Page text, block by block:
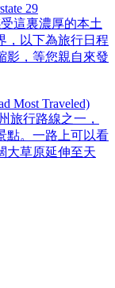
29
這裏濃厚的本土
，以下為旅行日程
影，等您親自來發
Most Traveled)
旅行路線之一，
點。一路上可以看
大草原延伸至天